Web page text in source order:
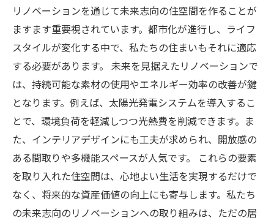
リノベーションを通じて未来志向の住空間を作ることが
ますます重要視されています。都市化が進行し、ライフ
スタイルが変化する中で、私たちの住まいもそれに適応
する必要があります。 未来を見据えたリノベーションで
は、持続可能な素材の使用やエネルギー効率の改善が鍵
となります。例えば、太陽光発電システムを導入するこ
とで、環境負荷を軽減しつつ光熱費を削減できます。ま
た、インテリアデザインにも工夫が求められ、開放感の
ある間取りや多機能スペースが人気です。 これらの要素
を取り入れた住空間は、心地よい生活を実現するだけで
なく、将来的な資産価値の向上にも寄与します。私たち
の未来志向のリノベーションへの取り組みは、ただの居